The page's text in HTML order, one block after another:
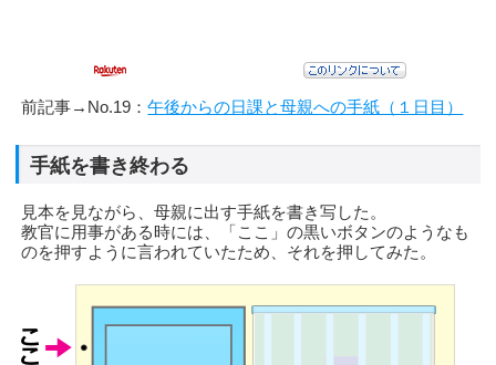
前記事→No.19：午後からの日課と母親への手紙（１日目）
手紙を書き終わる
見本を見ながら、母親に出す手紙を書き写した。
教官に用事がある時には、「ここ」の黒いボタンのようなも
のを押すように言われていたため、それを押してみた。